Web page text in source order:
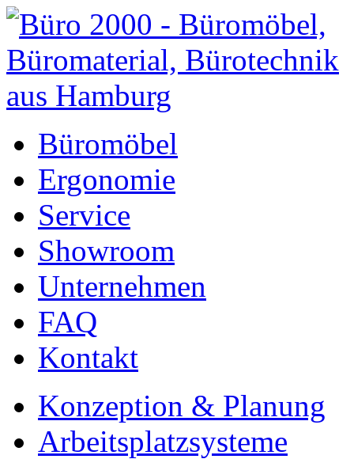
Büromöbel
Ergonomie
Service
Showroom
Unternehmen
FAQ
Kontakt
Konzeption & Planung
Arbeitsplatzsysteme